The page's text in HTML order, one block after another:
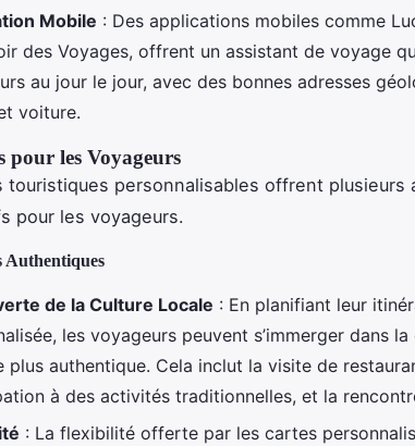
Mobile : Des applications mobiles comme
des Voyages, offrent un assistant de voyage
au jour le jour, avec des bonnes adresses
voiture.
pour les Voyageurs
touristiques personnalisables offrent plusieurs
pour les voyageurs.
Authentiques
de la Culture Locale : En planifiant leur
les voyageurs peuvent s’immerger dans
plus authentique. Cela inclut la visite de
à des activités traditionnelles, et la
: La flexibilité offerte par les cartes